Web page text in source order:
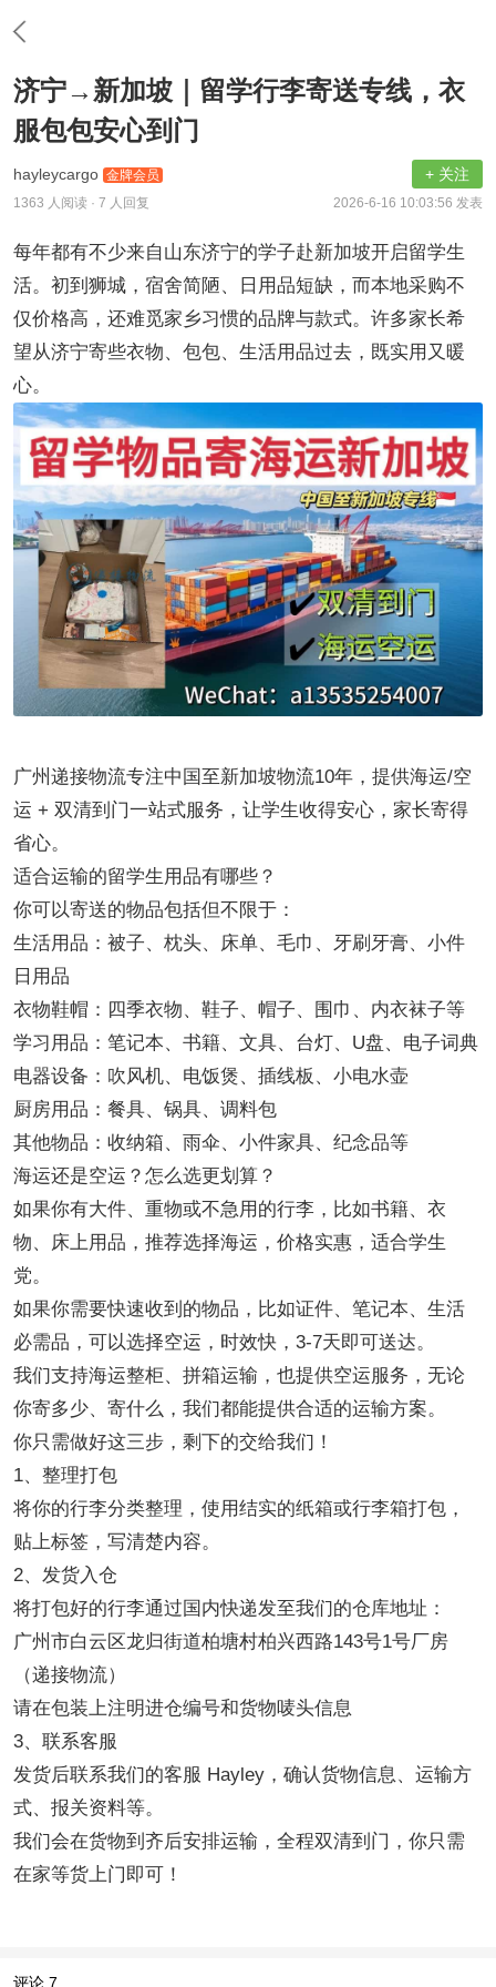
济宁→新加坡｜留学行李寄送专线，衣
服包包安心到门
hayleycargo 金牌会员 + 关注
1363 人阅读 · 7 人回复 2026-6-16 10:03:56 发表
每年都有不少来自山东济宁的学子赴新加坡开启留学生
活。初到狮城，宿舍简陋、日用品短缺，而本地采购不
仅价格高，还难觅家乡习惯的品牌与款式。许多家长希
望从济宁寄些衣物、包包、生活用品过去，既实用又暖
心。
广州递接物流专注中国至新加坡物流10年，提供海运/空
运 + 双清到门一站式服务，让学生收得安心，家长寄得
省心。
适合运输的留学生用品有哪些？
你可以寄送的物品包括但不限于：
生活用品：被子、枕头、床单、毛巾、牙刷牙膏、小件
日用品
衣物鞋帽：四季衣物、鞋子、帽子、围巾、内衣袜子等
学习用品：笔记本、书籍、文具、台灯、U盘、电子词典
电器设备：吹风机、电饭煲、插线板、小电水壶
厨房用品：餐具、锅具、调料包
其他物品：收纳箱、雨伞、小件家具、纪念品等
海运还是空运？怎么选更划算？
如果你有大件、重物或不急用的行李，比如书籍、衣
物、床上用品，推荐选择海运，价格实惠，适合学生
党。
如果你需要快速收到的物品，比如证件、笔记本、生活
必需品，可以选择空运，时效快，3-7天即可送达。
我们支持海运整柜、拼箱运输，也提供空运服务，无论
你寄多少、寄什么，我们都能提供合适的运输方案。
你只需做好这三步，剩下的交给我们！
1、整理打包
将你的行李分类整理，使用结实的纸箱或行李箱打包，
贴上标签，写清楚内容。
2、发货入仓
将打包好的行李通过国内快递发至我们的仓库地址：
广州市白云区龙归街道柏塘村柏兴西路143号1号厂房
（递接物流）
请在包装上注明进仓编号和货物唛头信息
3、联系客服
发货后联系我们的客服 Hayley，确认货物信息、运输方
式、报关资料等。
我们会在货物到齐后安排运输，全程双清到门，你只需
在家等货上门即可！
评论 7